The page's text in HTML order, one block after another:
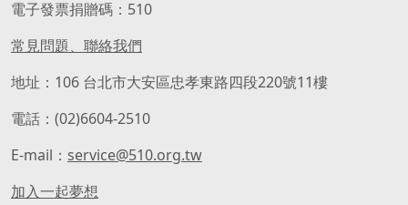
電子發票捐贈碼：510
常見問題、聯絡我們
地址：106 台北市大安區忠孝東路四段220號11樓
電話：(02)6604-2510
E-mail： service@510.org.tw
加入一起夢想